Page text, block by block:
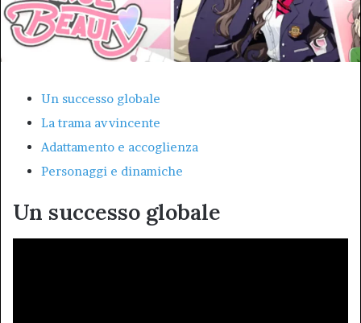
Un successo globale
La trama avvincente
Adattamento e accoglienza
Personaggi e dinamiche
Un successo globale